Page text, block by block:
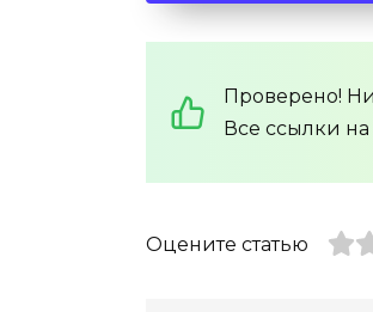
Проверено!
Все ссылки
Оцените статью